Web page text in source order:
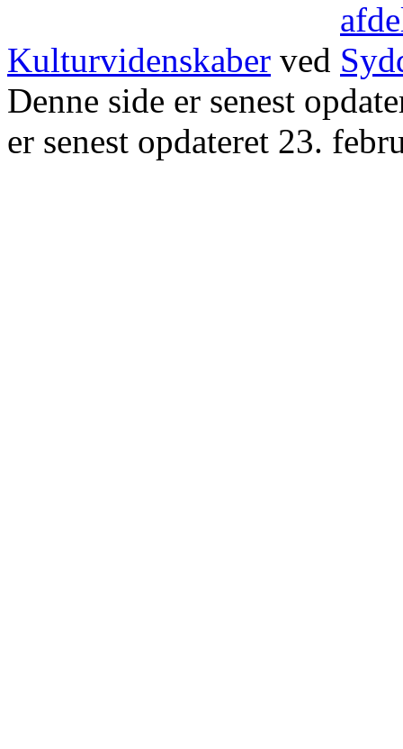
Kulturvidenskaber ved
Denne side er senest
er senest opdateret 23.